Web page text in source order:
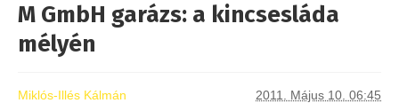
M GmbH garázs: a kincsesláda
mélyén
Miklós-Illés Kálmán 2011. Május 10. 06:45